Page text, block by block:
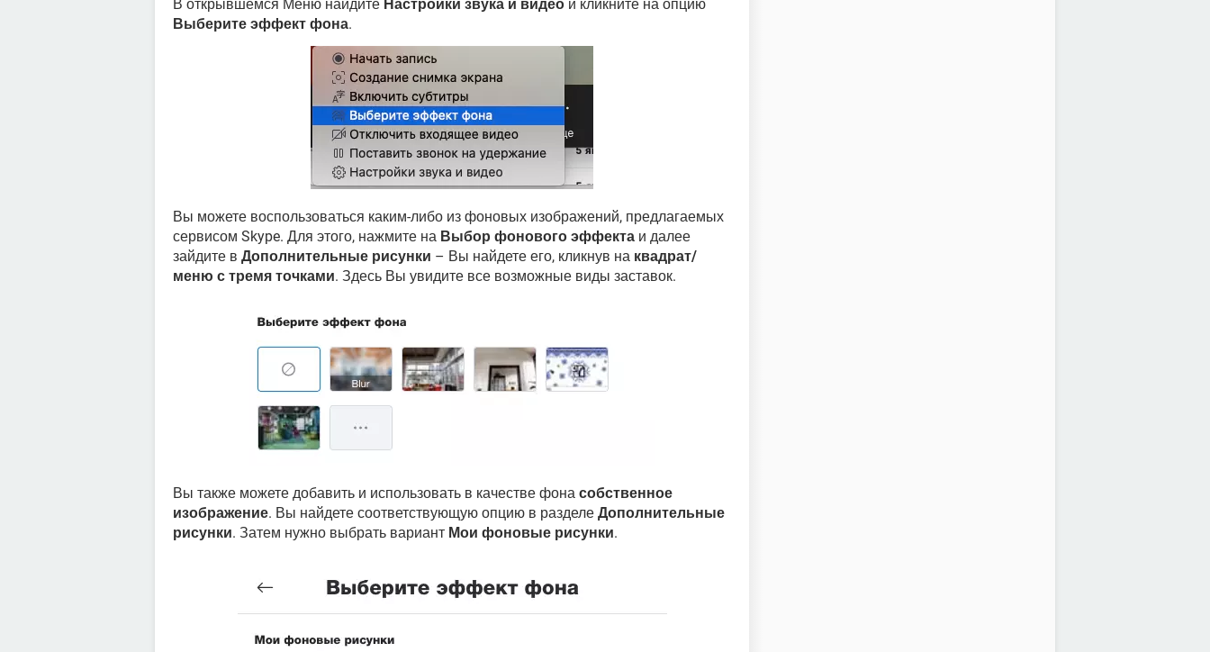
В открывшемся Меню найдите Настройки звука и видео и кликните на опцию
Выберите эффект фона.
Вы можете воспользоваться каким-либо из фоновых изображений, предлагаемых
сервисом Skype. Для этого, нажмите на Выбор фонового эффекта и далее
зайдите в Дополнительные рисунки – Вы найдете его, кликнув на квадрат/
меню с тремя точками. Здесь Вы увидите все возможные виды заставок.
Вы также можете добавить и использовать в качестве фона собственное
изображение. Вы найдете соответствующую опцию в разделе Дополнительные
рисунки. Затем нужно выбрать вариант Мои фоновые рисунки.